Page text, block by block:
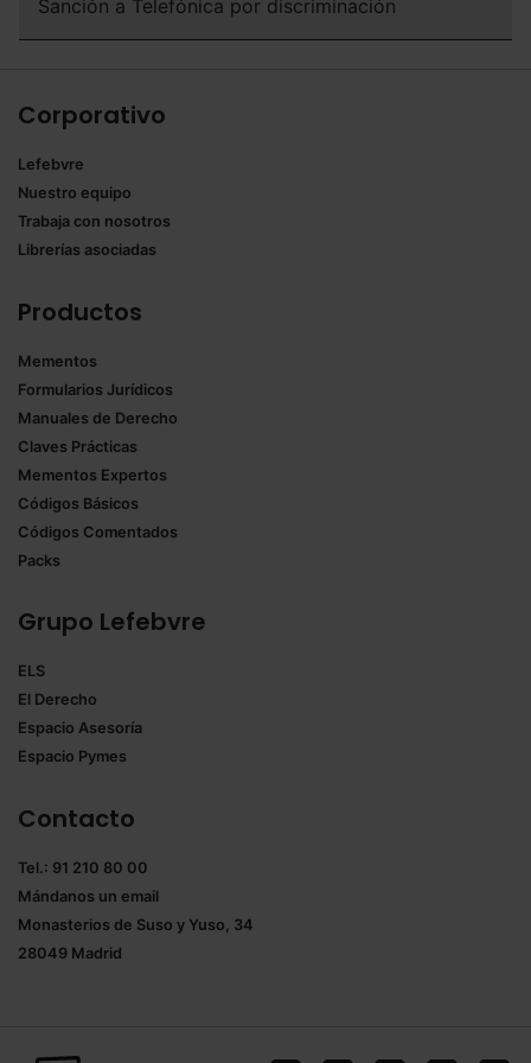
Sanción a Telefónica por discriminación
Corporativo
Lefebvre
Nuestro equipo
Trabaja con nosotros
Librerías asociadas
Productos
Mementos
Formularios Jurídicos
Manuales de Derecho
Claves Prácticas
Mementos Expertos
Códigos Básicos
Códigos Comentados
Packs
Grupo Lefebvre
ELS
El Derecho
Espacio Asesoría
Espacio Pymes
Contacto
Tel.: 91 210 80 00
Mándanos un email
Monasterios de Suso y Yuso, 34
28049 Madrid